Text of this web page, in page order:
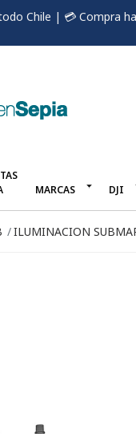
Chile | 💳 Compra
MARCAS DJI
ILUMINACION